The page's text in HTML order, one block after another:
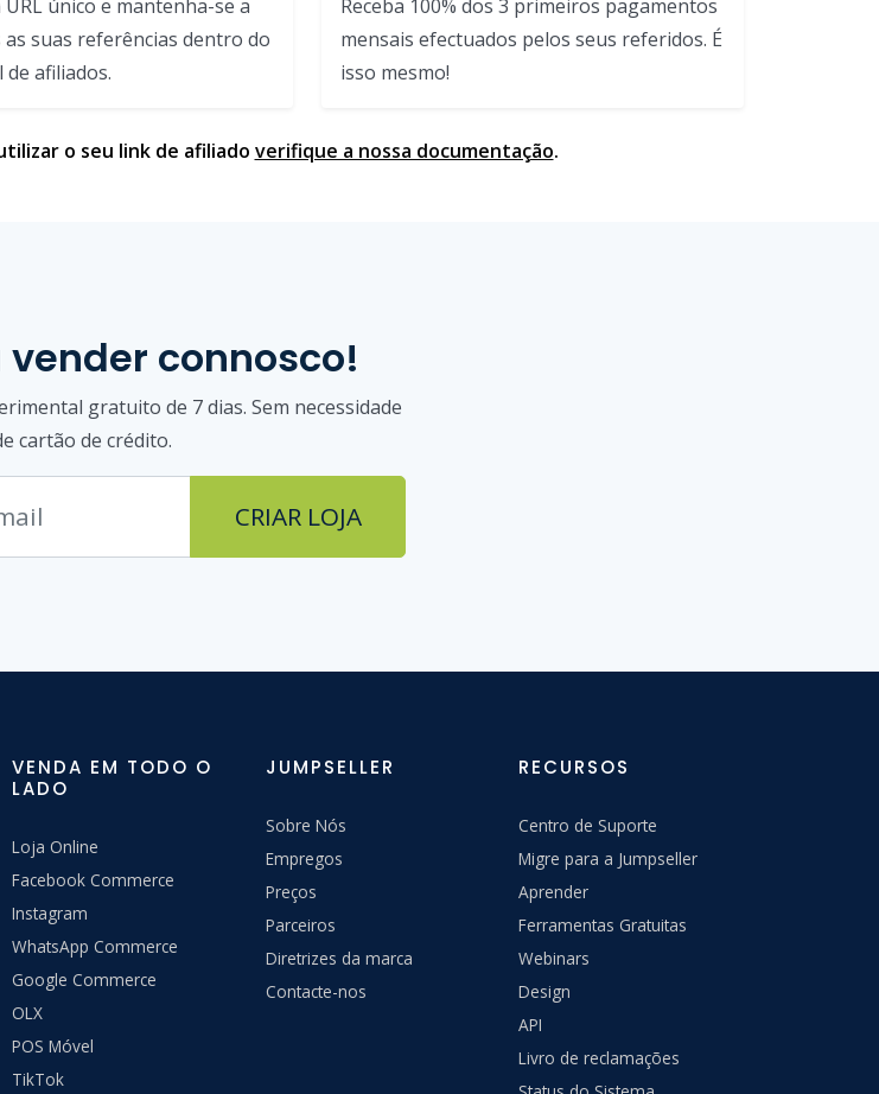
único e mantenha-se a
as suas referências dentro do
afiliados.
Receba 100% dos 3 primeiros pagamentos
mensais efectuados pelos seus referidos. É
isso mesmo!
o seu link de afiliado verifique a nossa documentação.
vender connosco!
gratuito de 7 dias. Sem necessidade
cartão de crédito.
CRIAR LOJA
VENDA EM TODO O
LADO
Loja Online
Facebook Commerce
Instagram
WhatsApp Commerce
Google Commerce
OLX
POS Móvel
TikTok
JUMPSELLER
Sobre Nós
Empregos
Preços
Parceiros
Diretrizes da marca
Contacte-nos
RECURSOS
Centro de Suporte
Migre para a Jumpseller
Aprender
Ferramentas Gratuitas
Webinars
Design
API
Livro de reclamações